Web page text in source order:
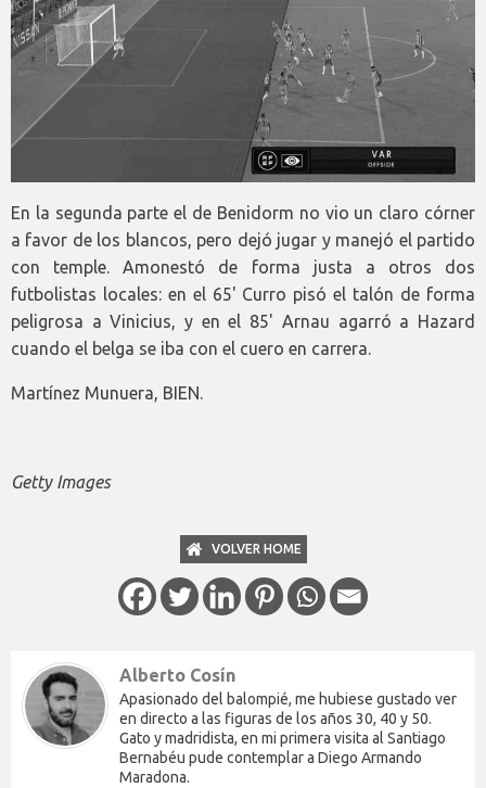
En la segunda parte el de Benidorm no vio un claro córner
a favor de los blancos, pero dejó jugar y manejó el partido
con temple. Amonestó de forma justa a otros dos
futbolistas locales: en el 65' Curro pisó el talón de forma
peligrosa a Vinicius, y en el 85' Arnau agarró a Hazard
cuando el belga se iba con el cuero en carrera.
Martínez Munuera, BIEN.
Getty Images
VOLVER HOME
Alberto Cosín
Apasionado del balompié, me hubiese gustado ver
en directo a las figuras de los años 30, 40 y 50.
Gato y madridista, en mi primera visita al Santiago
Bernabéu pude contemplar a Diego Armando
Maradona.